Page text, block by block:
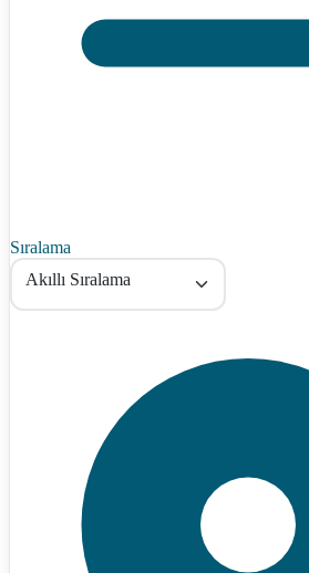
Sıralama
Akıllı Sıralama